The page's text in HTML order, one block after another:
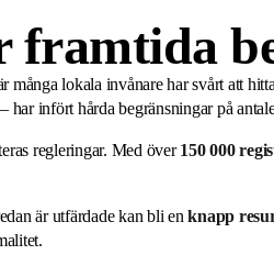
framtida
många lokala invånare har svårt att
har infört hårda begränsningar på
regleringar. Med över150 000
är utfärdade kan bli enknapp